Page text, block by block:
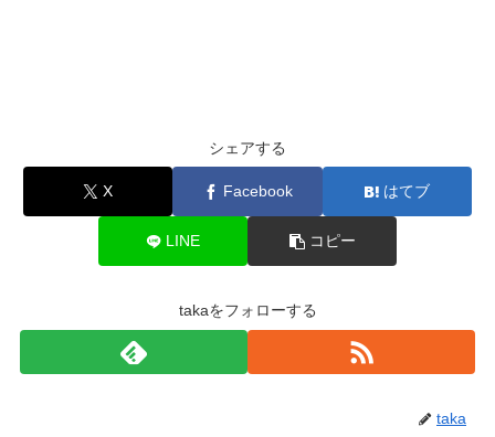
シェアする
X Facebook はてブ
LINE コピー
takaをフォローする
taka